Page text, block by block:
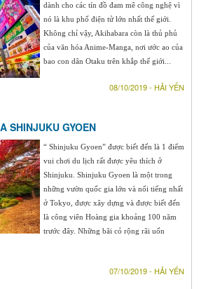
dành cho các tín đồ đam mê công nghệ vì
nó là khu phố điện tử lớn nhất thế giới.
Không chỉ vậy, Akihabara còn là thủ phủ
của văn hóa Anime-Manga, nơi ước ao của
bao con dân Otaku trên khắp thế giới...
08/10/2019 - HẢI YẾN
SHINJUKU GYOEN
“ Shinjuku Gyoen” được biết đến là 1 điểm
vui chơi du lịch rất được yêu thích ở
Shinjuku. Shinjuku Gyoen là một trong
những vườn quốc gia lớn và nổi tiếng nhất
ở Tokyo, được xây dựng và được biết đến
là công viên Hoàng gia khoảng 100 năm
trước đây. Những bãi cỏ rộng rãi uốn
07/10/2019 - HẢI YẾN